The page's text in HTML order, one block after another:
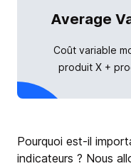
Average
Coût variable
produit X +
Pourquoi est-il
indicateurs ? Nous